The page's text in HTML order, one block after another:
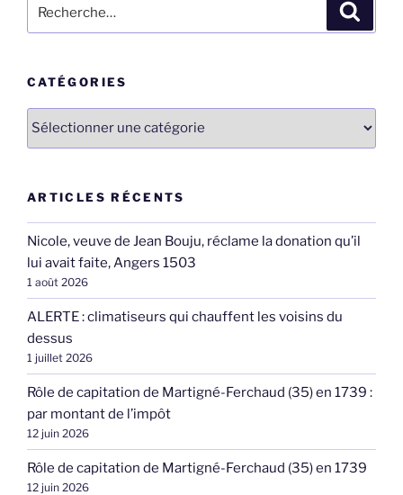
pour
CATÉGORIES
Catégories
ARTICLES RÉCENTS
Nicole, veuve de Jean Bouju, réclame la donation qu’il
lui avait faite, Angers 1503
1 août 2026
ALERTE : climatiseurs qui chauffent les voisins du
dessus
1 juillet 2026
Rôle de capitation de Martigné-Ferchaud (35) en 1739 :
par montant de l’impôt
12 juin 2026
Rôle de capitation de Martigné-Ferchaud (35) en 1739
12 juin 2026